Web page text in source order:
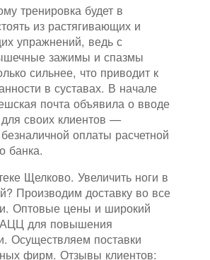
тренировка будет в
из растягивающих и
упражнений, ведь с
зажимы и спазмы
сильнее, что приводит к
в суставах. В начале
почта объявила о вводе
для своих клиентов —
оплаты расчетной
банка.
Щелково. Увеличить ноги в
Производим доставку во все
Оптовые цены и широкий
АЦЦ для повышения
Осуществляем поставки
фирм. Отзывы клиентов: